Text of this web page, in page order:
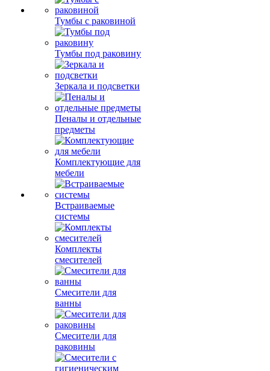
Тумбы с раковиной
Тумбы под раковину
Зеркала и подсветки
Пеналы и отдельные
предметы
Комплектующие для
мебели
Встраиваемые
системы
Комплекты
смесителей
Смесители для
ванны
Смесители для
раковины